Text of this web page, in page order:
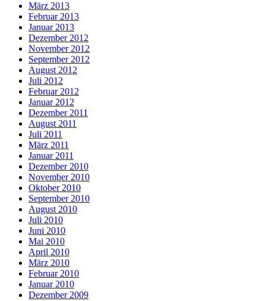
März 2013
Februar 2013
Januar 2013
Dezember 2012
November 2012
September 2012
August 2012
Juli 2012
Februar 2012
Januar 2012
Dezember 2011
August 2011
Juli 2011
März 2011
Januar 2011
Dezember 2010
November 2010
Oktober 2010
September 2010
August 2010
Juli 2010
Juni 2010
Mai 2010
April 2010
März 2010
Februar 2010
Januar 2010
Dezember 2009